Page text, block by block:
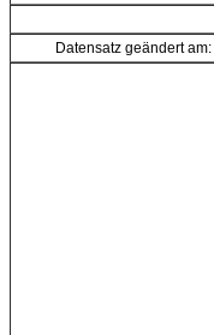
Datensatz geändert am: